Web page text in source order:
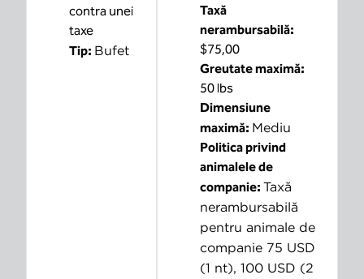
contra unei
taxe
Tip: Bufet
Taxă
nerambursabilă:
$75,00
Greutate maximă:
50 lbs
Dimensiune
maximă: Mediu
Politica privind
animalele de
companie: Taxă
nerambursabilă
pentru animale de
companie 75 USD
(1 nt), 100 USD (2